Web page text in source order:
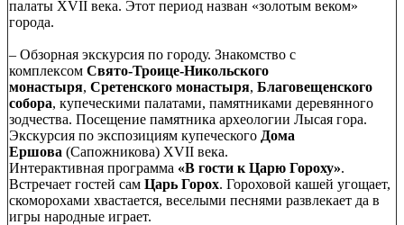
палаты XVII века. Этот период назван «золотым веком»
города.
– Обзорная экскурсия по городу. Знакомство с
комплексом Свято-Троице-Никольского
монастыря, Сретенского монастыря, Благовещенского
собора, купеческими палатами, памятниками деревянного
зодчества. Посещение памятника археологии Лысая гора.
Экскурсия по экспозициям купеческого Дома
Ершова (Сапожникова) XVII века.
Интерактивная программа «В гости к Царю Гороху».
Встречает гостей сам Царь Горох. Гороховой кашей угощает,
скоморохами хвастается, веселыми песнями развлекает да в
игры народные играет.